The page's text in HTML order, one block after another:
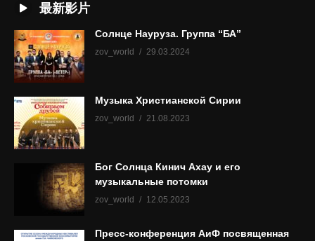
最新影片
Солнце Науруза. Группа “БА”
zov_world 29.03.2024
Музыка Христианской Сирии
zov_world 21.08.2023
Бог Солнца Кинич Ахау и его
музыкальные потомки
zov_world 12.05.2023
Пресс-конференция АиФ посвященная